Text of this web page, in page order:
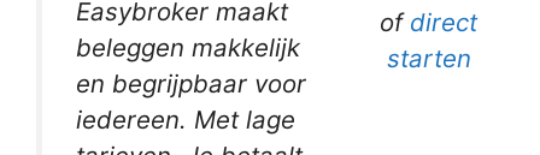
Easybroker maakt
beleggen makkelijk
en begrijpbaar voor
iedereen. Met lage
of direct
starten